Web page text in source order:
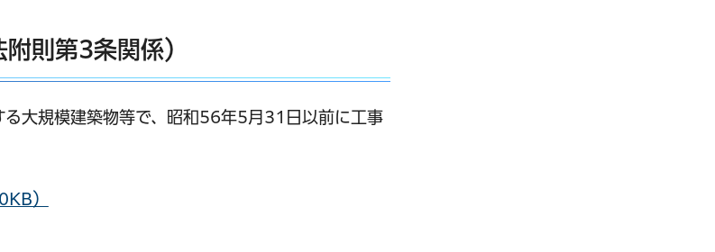
則第3条関係）
大規模建築物等で、昭和56年5月31日以前に工事
）